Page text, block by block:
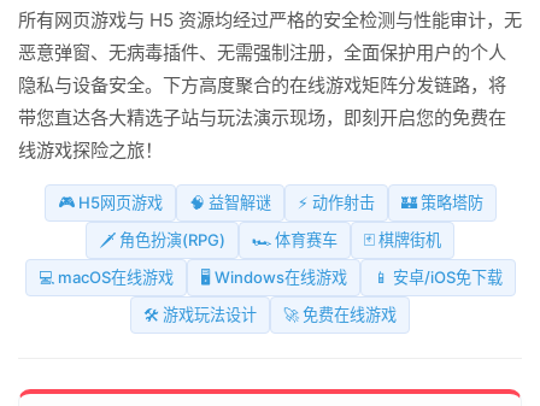
所有网页游戏与 H5 资源均经过严格的安全检测与性能审计，无
恶意弹窗、无病毒插件、无需强制注册，全面保护用户的个人
隐私与设备安全。下方高度聚合的在线游戏矩阵分发链路，将
带您直达各大精选子站与玩法演示现场，即刻开启您的免费在
线游戏探险之旅！
🎮 H5网页游戏 🧠 益智解谜 ⚡ 动作射击
🏰 策略塔防
🗡️ 角色扮演(RPG)
🏎️ 体育赛车
🃏 棋牌街机
💻 macOS在线游戏
🖥️ Windows在线游戏
📱 安卓/iOS免下载
🛠️ 游戏玩法设计
🚀 免费在线游戏